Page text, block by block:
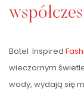
Botel Inspired
wieczornym
wody, wydają się